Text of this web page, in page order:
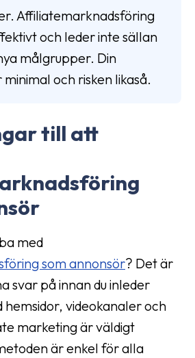
Affiliatemarknadsföring
och leder inte sällan
målgrupper. Din
och risken likaså.
till att
med
som annonsör? Det är
svar på innan du inleder
videokanaler och
marketing är väldigt
är enkel för alla